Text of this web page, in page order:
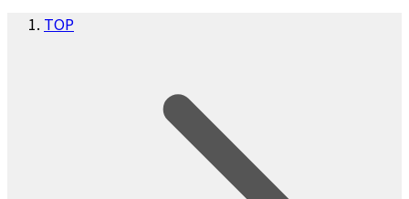
TOP